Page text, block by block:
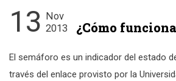
13
Nov
2013
¿Cómo
El semáforo es un indicador del estado
través del enlace provisto por la